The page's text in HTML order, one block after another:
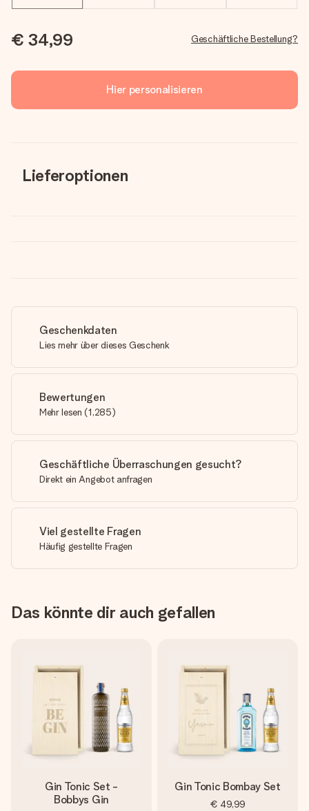
€ 34,99 Geschäftliche Bestellung?
Hier personalisieren
Lieferoptionen
Geschenkdaten
Lies mehr über dieses Geschenk
Bewertungen
Mehr lesen (1,285)
Geschäftliche Überraschungen gesucht?
Direkt ein Angebot anfragen
Viel gestellte Fragen
Häufig gestellte Fragen
Das könnte dir auch gefallen
Gin Tonic Set -
Bobbys Gin
Gin Tonic Bombay Set
€ 49,99